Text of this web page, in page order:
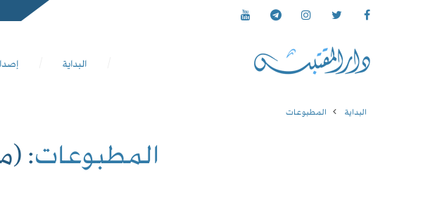
البداية
البداية المطبوعات
المطبوعات: